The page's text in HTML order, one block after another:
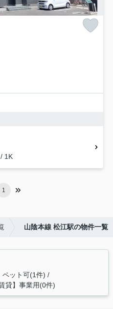
1K
1
山陰本線 松江駅の物件一覧
ペット可(1件)
貸】事業用(0件)